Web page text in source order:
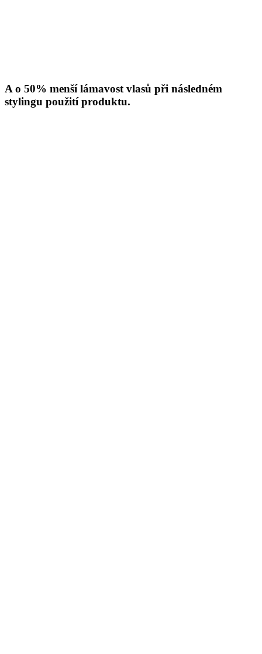
A o 50% menší lámavost vlasů při následném
stylingu použití produktu.